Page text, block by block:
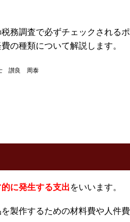
務調査で必ずチェックされる
の種類について解説します。
讃良 周泰
に発生する支出 をいいます。
製作するための材料費や人件